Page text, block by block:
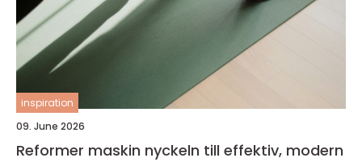
inspiration
09. June 2026
Reformer maskin nyckeln till effektiv, modern